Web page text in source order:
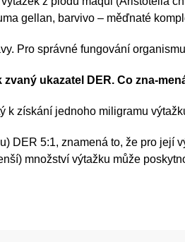
gellan, barvivo – měďnaté
Pro správné fungování
zvaný ukazatel DER. Co zna-
k získání jednoho miligramu
5:1, znamená to, že pro její
množství výtažku může